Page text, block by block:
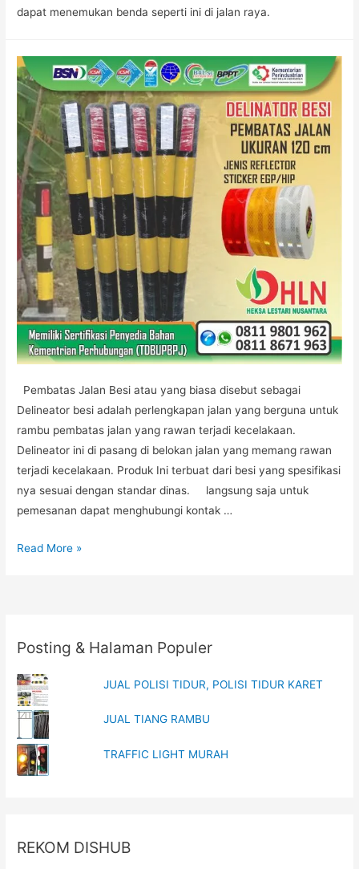
dapat menemukan benda seperti ini di jalan raya.
Pembatas Jalan Besi atau yang biasa disebut sebagai
Delineator besi adalah perlengkapan jalan yang berguna untuk
rambu pembatas jalan yang rawan terjadi kecelakaan.
Delineator ini di pasang di belokan jalan yang memang rawan
terjadi kecelakaan. Produk Ini terbuat dari besi yang spesifikasi
nya sesuai dengan standar dinas. langsung saja untuk
pemesanan dapat menghubungi kontak …
DELINEATOR
Read More »
Posting & Halaman Populer
JUAL POLISI TIDUR, POLISI TIDUR KARET
JUAL TIANG RAMBU
TRAFFIC LIGHT MURAH
REKOM DISHUB